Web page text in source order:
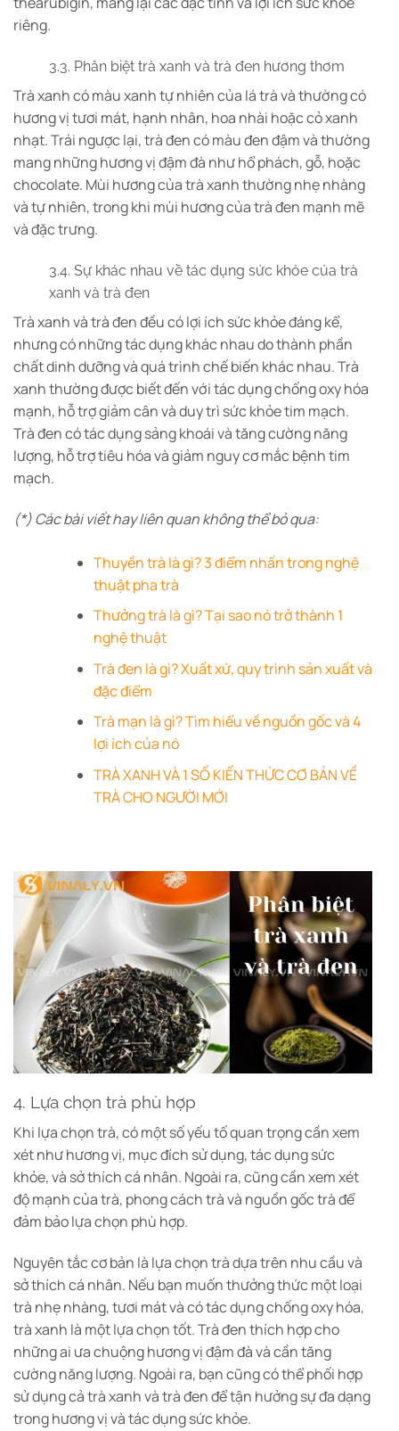
riêng.
3.3. Phân biệt trà xanh và trà đen hương thơm
Trà xanh có màu xanh tự nhiên của lá trà và thường có
hương vị tươi mát, hạnh nhân, hoa nhài hoặc cỏ xanh
nhạt. Trái ngược lại, trà đen có màu đen đậm và thường
mang những hương vị đậm đà như hổ phách, gỗ, hoặc
chocolate. Mùi hương của trà xanh thường nhẹ nhàng
và tự nhiên, trong khi mùi hương của trà đen mạnh mẽ
và đặc trưng.
3.4. Sự khác nhau về tác dụng sức khỏe của trà
xanh và trà đen
Trà xanh và trà đen đều có lợi ích sức khỏe đáng kể,
nhưng có những tác dụng khác nhau do thành phần
chất dinh dưỡng và quá trình chế biến khác nhau. Trà
xanh thường được biết đến với tác dụng chống oxy hóa
mạnh, hỗ trợ giảm cân và duy trì sức khỏe tim mạch.
Trà đen có tác dụng sảng khoái và tăng cường năng
lượng, hỗ trợ tiêu hóa và giảm nguy cơ mắc bệnh tim
mạch.
(*) Các bài viết hay liên quan không thể bỏ qua:
Thuyền trà là gì? 3 điểm nhấn trong nghệ
thuật pha trà
Thưởng trà là gì? Tại sao nó trở thành 1
nghệ thuật
Trà đen là gì? Xuất xứ, quy trình sản xuất và
đặc điểm
Trà mạn là gì? Tìm hiểu về nguồn gốc và 4
lợi ích của nó
TRÀ XANH VÀ 1 SỐ KIẾN THỨC CƠ BẢN VỀ
TRÀ CHO NGƯỜI MỚI
4. Lựa chọn trà phù hợp
Khi lựa chọn trà, có một số yếu tố quan trọng cần xem
xét như hương vị, mục đích sử dụng, tác dụng sức
khỏe, và sở thích cá nhân. Ngoài ra, cũng cần xem xét
độ mạnh của trà, phong cách trà và nguồn gốc trà để
đảm bảo lựa chọn phù hợp.
Nguyên tắc cơ bản là lựa chọn trà dựa trên nhu cầu và
sở thích cá nhân. Nếu bạn muốn thưởng thức một loại
trà nhẹ nhàng, tươi mát và có tác dụng chống oxy hóa,
trà xanh là một lựa chọn tốt. Trà đen thích hợp cho
những ai ưa chuộng hương vị đậm đà và cần tăng
cường năng lượng. Ngoài ra, bạn cũng có thể phối hợp
sử dụng cả trà xanh và trà đen để tận hưởng sự đa dạng
trong hương vị và tác dụng sức khỏe.